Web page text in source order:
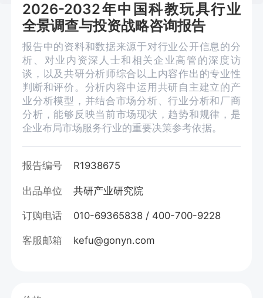
2026-2032年中国科教玩具行业
全景调查与投资战略咨询报告
报告中的资料和数据来源于对行业公开信息的分
析、对业内资深人士和相关企业高管的深度访
谈，以及共研分析师综合以上内容作出的专业性
判断和评价。分析内容中运用共研自主建立的产
业分析模型，并结合市场分析、行业分析和厂商
分析，能够反映当前市场现状，趋势和规律，是
企业布局市场服务行业的重要决策参考依据。
报告编号 R1938675
出品单位 共研产业研究院
订购电话 010-69365838 / 400-700-9228
客服邮箱 kefu@gonyn.com